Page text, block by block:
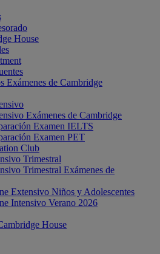
House
Exámenes de Cambridge
Exámenes de Cambridge
Examen IELTS
Examen PET
Club
Trimestral
Trimestral Exámenes de
Extensivo Niños y Adolescentes
Intensivo Verano 2026